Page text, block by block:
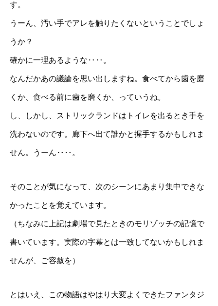
す。
うーん、汚い手でアレを触りたくないということでしょ
うか？
確かに一理あるような‥‥。
なんだかあの議論を思い出しますね。食べてから歯を磨
くか、食べる前に歯を磨くか、っていうね。
し、しかし、ストリックランドはトイレを出るとき手を
洗わないのです。廊下へ出て誰かと握手するかもしれま
せん。うーん‥‥。
そのことが気になって、次のシーンにあまり集中できな
かったことを覚えています。
（ちなみに上記は劇場で見たときのモリゾッチの記憶で
書いています。実際の字幕とは一致してないかもしれま
せんが、ご容赦を）
とはいえ、この物語はやはり大変よくできたファンタジ